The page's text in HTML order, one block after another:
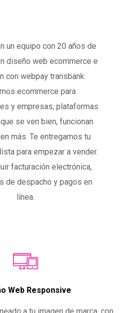
un equipo con 20 años de
diseño web ecommerce e
con webpay transbank.
ecommerce para
y empresas, plataformas
se ven bien, funcionan
más. Te entregamos tu
para empezar a vender.
facturación electrónica,
de despacho y pagos en
línea.
Web Responsive